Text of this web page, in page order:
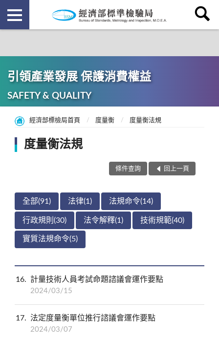
引領產業發展 保護消費權益
SAFETY & QUALITY
經濟部標檢局首頁 度量衡 度量衡法規
度量衡法規
條件查詢 回上一頁
全部(91) 法律(1) 法規命令(14)
行政規則(30) 法令解釋(1) 技術規範(40)
實質法規命令(5)
16 計量技術人員考試命題諮議會運作要點
2024/03/15
17 法定度量衡單位推行諮議會運作要點
2024/03/07